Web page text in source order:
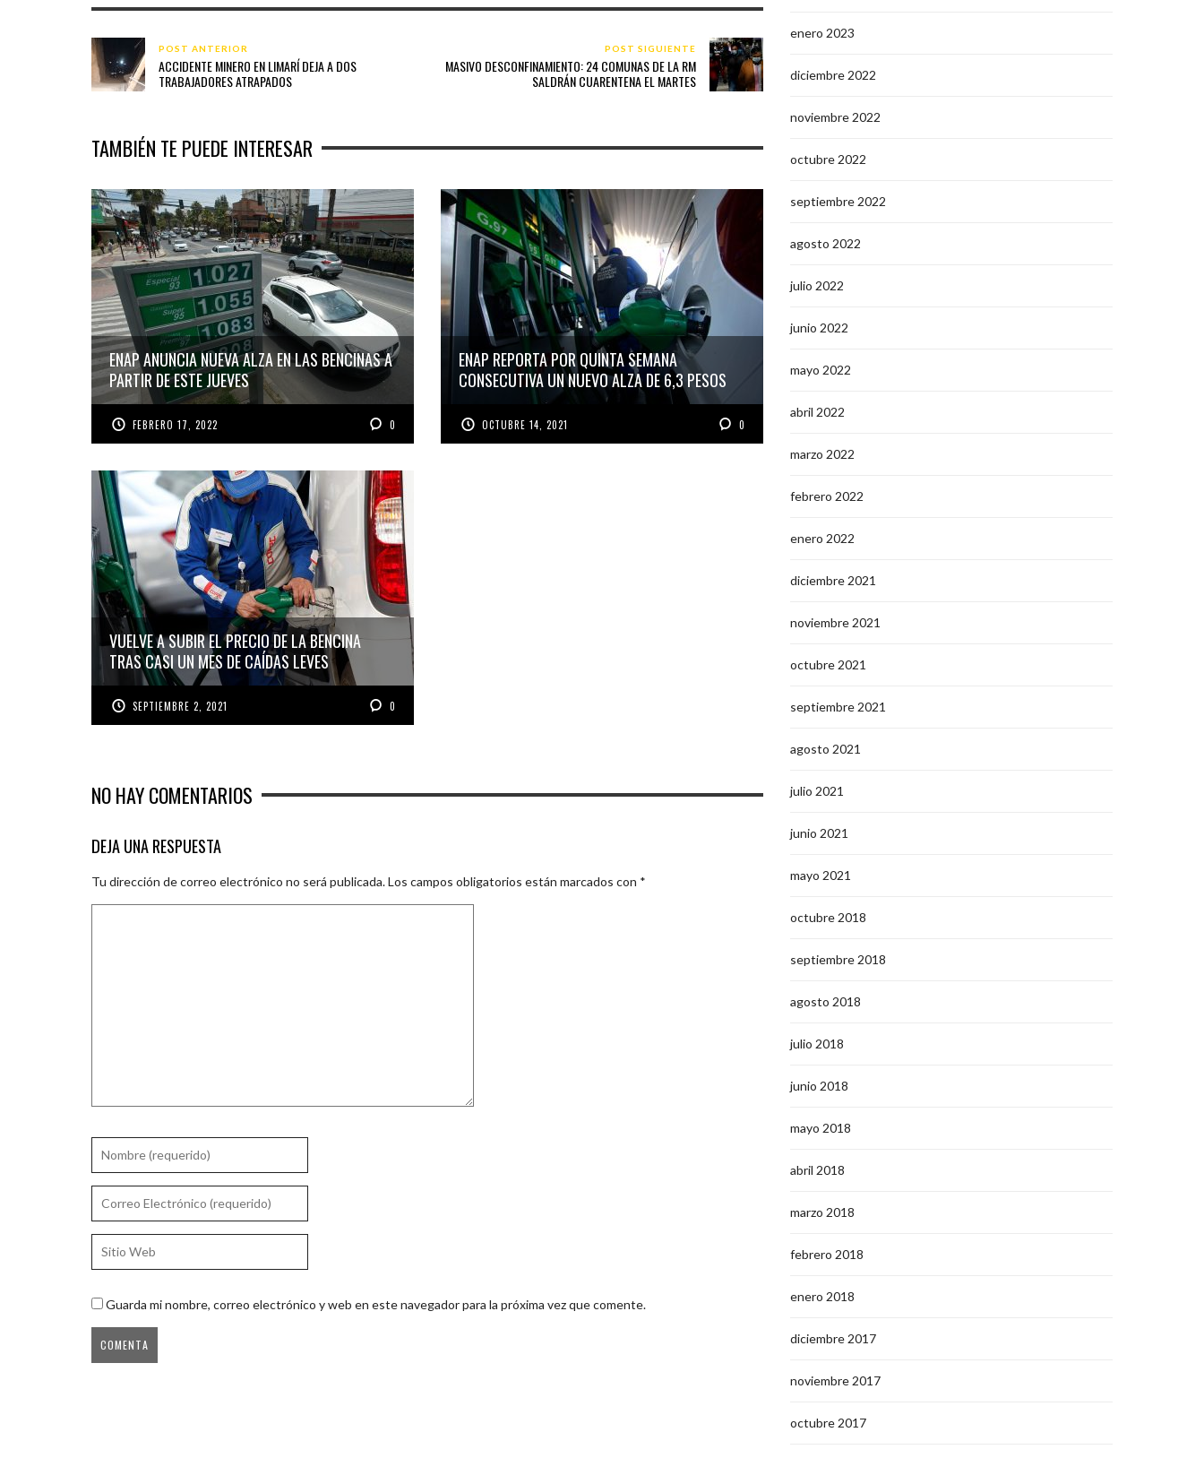
POST ANTERIOR
ACCIDENTE MINERO EN LIMARÍ DEJA A DOS
TRABAJADORES ATRAPADOS
POST SIGUIENTE
MASIVO DESCONFINAMIENTO: 24 COMUNAS DE LA RM
SALDRÁN CUARENTENA EL MARTES
TAMBIÉN TE PUEDE INTERESAR
ENAP ANUNCIA NUEVA ALZA EN LAS BENCINAS A
PARTIR DE ESTE JUEVES
FEBRERO 17, 2022 0
ENAP REPORTA POR QUINTA SEMANA
CONSECUTIVA UN NUEVO ALZA DE 6,3 PESOS
OCTUBRE 14, 2021 0
VUELVE A SUBIR EL PRECIO DE LA BENCINA
TRAS CASI UN MES DE CAÍDAS LEVES
SEPTIEMBRE 2, 2021 0
NO HAY COMENTARIOS
DEJA UNA RESPUESTA
Tu dirección de correo electrónico no será publicada.Los campos obligatorios están marcados con *
Guarda mi nombre, correo electrónico y web en este navegador para la próxima vez que comente.
enero 2023
diciembre 2022
noviembre 2022
octubre 2022
septiembre 2022
agosto 2022
julio 2022
junio 2022
mayo 2022
abril 2022
marzo 2022
febrero 2022
enero 2022
diciembre 2021
noviembre 2021
octubre 2021
septiembre 2021
agosto 2021
julio 2021
junio 2021
mayo 2021
octubre 2018
septiembre 2018
agosto 2018
julio 2018
junio 2018
mayo 2018
abril 2018
marzo 2018
febrero 2018
enero 2018
diciembre 2017
noviembre 2017
octubre 2017